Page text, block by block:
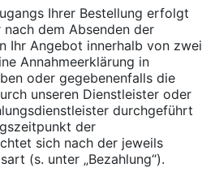
Ihrer Bestellung erfolgt
dem Absenden der
Ihr Angebot innerhalb von zwei
Annahmeerklärung in
oder gegebenenfalls die
unseren Dienstleister oder
durchgeführt
der
sich nach der jeweils
(s. unter „Bezahlung“).